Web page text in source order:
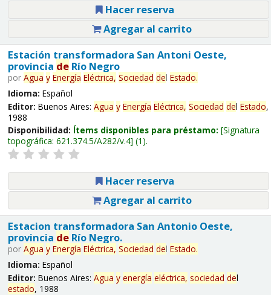
Hacer reserva
Agregar al carrito
Estación transformadora San Antoni Oeste,
provincia deRío Negro
por Agua y Energía Eléctrica, Sociedad del Estado.
Idioma: Español
Editor: Buenos Aires: Agua y Energía Eléctrica, Sociedad del Estado,
1988
Disponibilidad: Ítems disponibles para préstamo: Signatura
topográfica: 621.374.5/A282/v.4 (1).
Hacer reserva
Agregar al carrito
Estacion transformadora San Antonio Oeste,
provincia deRío Negro.
por Agua y Energía Eléctrica, Sociedad del Estado.
Idioma: Español
Editor: Buenos Aires: Agua y energía eléctrica, sociedad del
estado, 1988